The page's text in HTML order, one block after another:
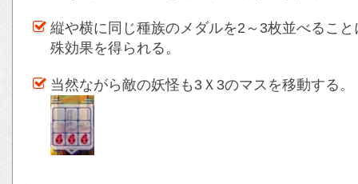
縦や横に同じ種族のメダルを2～3枚並べるこ
殊効果を得られる。
当然ながら敵の妖怪も3Ｘ3のマスを移動する。